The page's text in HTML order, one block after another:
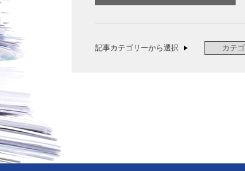
記事カテゴリーから選択